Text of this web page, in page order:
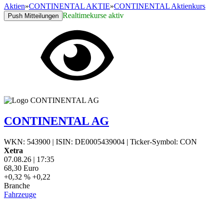
Aktien»CONTINENTAL AKTIE»CONTINENTAL Aktienkurs
Push Mitteilungen Realtimekurse aktiv
CONTINENTAL AG
WKN: 543900 | ISIN: DE0005439004 | Ticker-Symbol: CON
Xetra
07.08.26 | 17:35
68,30 Euro
+0,32 % +0,22
Branche
Fahrzeuge